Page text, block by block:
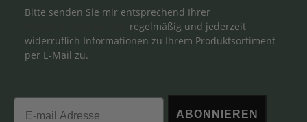
Bitte senden Sie mir entsprechend Ihrer
regelmäßig und jederzeit
widerruflich Informationen zu Ihrem Produktsortiment
per E-Mail zu.
Email
ABONNIEREN